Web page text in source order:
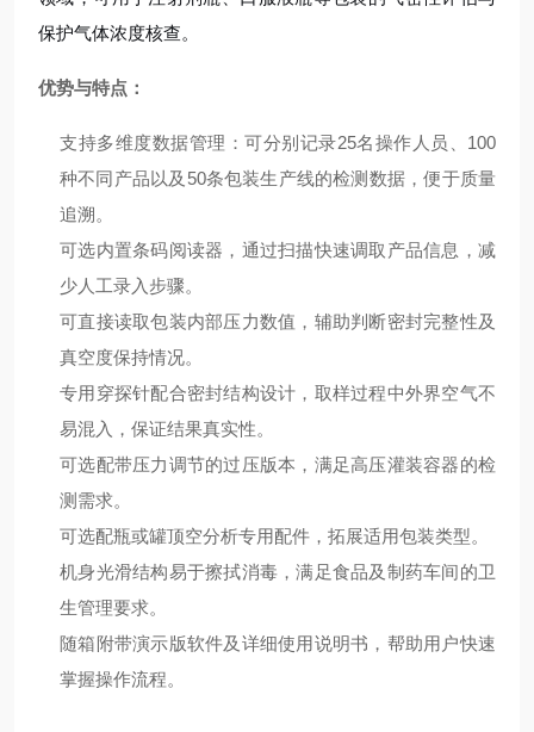
保护气体浓度核查。
优势与特点：
支持多维度数据管理：可分别记录25名操作人员、100
种不同产品以及50条包装生产线的检测数据，便于质量
追溯。
可选内置条码阅读器，通过扫描快速调取产品信息，减
少人工录入步骤。
可直接读取包装内部压力数值，辅助判断密封完整性及
真空度保持情况。
专用穿探针配合密封结构设计，取样过程中外界空气不
易混入，保证结果真实性。
可选配带压力调节的过压版本，满足高压灌装容器的检
测需求。
可选配瓶或罐顶空分析专用配件，拓展适用包装类型。
机身光滑结构易于擦拭消毒，满足食品及制药车间的卫
生管理要求。
随箱附带演示版软件及详细使用说明书，帮助用户快速
掌握操作流程。